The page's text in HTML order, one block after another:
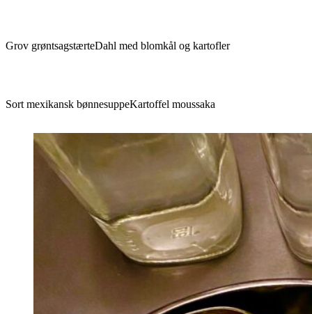
Grov grøntsagstærteDahl med blomkål og kartofler
Sort mexikansk bønnesuppeKartoffel moussaka